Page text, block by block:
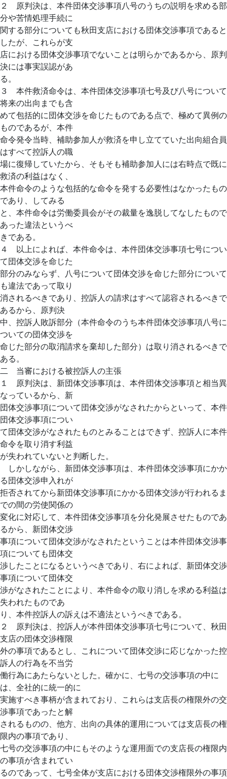
２ 原判決は、本件団体交渉事項八号のうちの説明を求める部
分や苦情処理手続に
関する部分についても秋田支店における団体交渉事項であると
したが、これらが支
店における団体交渉事項でないことは明らかであるから、原判
決には事実誤認があ
る。
３ 本件救済命令は、本件団体交渉事項七号及び八号について
将来の出向までも含
めて包括的に団体交渉を命じたものである点で、極めて異例の
ものであるが、本件
命令発令当時、補助参加人が救済を申し立てていた出向組合員
はすべて控訴人の職
場に復帰していたから、そもそも補助参加人には右時点で既に
救済の利益はなく、
本件命令のような包括的な命令を発する必要性はなかったもの
であり、してみる
と、本件命令は労働委員会がその裁量を逸脱してなしたもので
あった違法というべ
きである。
４ 以上によれば、本件命令は、本件団体交渉事項七号につい
て団体交渉を命じた
部分のみならず、八号について団体交渉を命じた部分について
も違法であって取り
消されるべきであり、控訴人の請求はすべて認容されるべきで
あるから、原判決
中、控訴人敗訴部分（本件命令のうち本件団体交渉事項八号に
ついての団体交渉を
命じた部分の取消請求を棄却した部分）は取り消されるべきで
ある。
二 当審における被控訴人の主張
１ 原判決は、新団体交渉事項は、本件団体交渉事項と相当異
なっているから、新
団体交渉事項について団体交渉がなされたからといって、本件
団体交渉事項につい
て団体交渉がなされたものとみることはできず、控訴人に本件
命令を取り消す利益
が失われていないと判断した。
しかしながら、新団体交渉事項は、本件団体交渉事項にかか
る団体交渉申入れが
拒否されてから新団体交渉事項にかかる団体交渉が行われるま
での間の労使関係の
変化に対応して、本件団体交渉事項を分化発展させたものであ
るから、新団体交渉
事項について団体交渉がなされたということは本件団体交渉事
項についても団体交
渉したことになるというべきであり、右によれば、新団体交渉
事項について団体交
渉がなされたことにより、本件命令の取り消しを求める利益は
失われたものであ
り、本件控訴人の訴えは不適法というべきである。
２ 原判決は、控訴人が本件団体交渉事項七号について、秋田
支店の団体交渉権限
外の事項であるとし、これについて団体交渉に応じなかった控
訴人の行為を不当労
働行為にあたらないとした。確かに、七号の交渉事項の中に
は、全社的に統一的に
実施すべき事柄が含まれており、これらは支店長の権限外の交
渉事項であったと解
されるものの、他方、出向の具体的運用については支店長の権
限内の事項であり、
七号の交渉事項の中にもそのような運用面での支店長の権限内
の事項が含まれてい
るのであって、七号全体が支店における団体交渉権限外の事項